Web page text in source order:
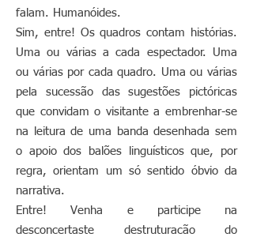
falam. Humanóides.
Sim, entre! Os quadros contam histórias.
Uma ou várias a cada espectador. Uma
ou várias por cada quadro. Uma ou várias
pela sucessão das sugestões pictóricas
que convidam o visitante a embrenhar-se
na leitura de uma banda desenhada sem
o apoio dos balões linguísticos que, por
regra, orientam um só sentido óbvio da
narrativa.
Entre! Venha e participe na
desconcertaste destruturacão do